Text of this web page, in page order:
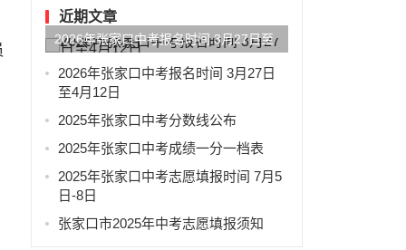
近期文章
2026年张家口中考报名时间 3月27日至
4月12日
2026年张家口中考报名时间 3月27日
至4月12日
2025年张家口中考分数线公布
2025年张家口中考成绩一分一档表
2025年张家口中考志愿填报时间 7月5
日-8日
张家口市2025年中考志愿填报须知